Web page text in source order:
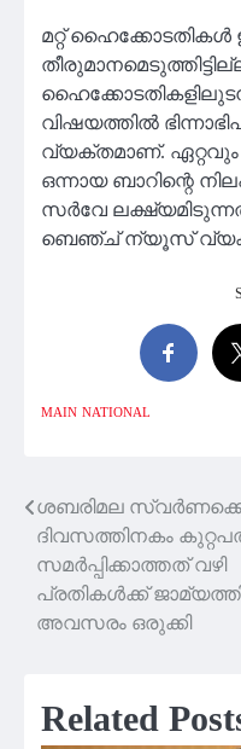
മറ്റ്
വിഷയത്തിൽ
വ്യക്തമാണ്. ഏറ്റവും
ഒന്നായ ബാറിന്റെ
സർവേ
ബെഞ്ച് ന്യൂസ്
MAIN NATIONAL
Post
navigation
ശബരിമല
ദിവസത്തിനകം
സമര്‍പ്പിക്കാത്തത് വഴി
പ്രതികള്‍ക്ക്
അവസരം ഒരുക്കി
Related